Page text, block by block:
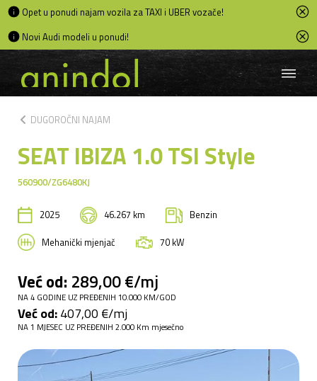
Opet u ponudi najam vozila za TAXI i UBER vozače!
Novi Audi modeli u ponudi!
chevron_left DUGOROČNI NAJAM
SEAT IBIZA 1.0 TSI Style
560900/ZG6480KJ
2025 46.267 km
Benzin
Mehanički mjenjač
70 kW
Već od: 289,00 €/mj
NA 4 GODINE UZ PREĐENIH 10.000 KM/GOD
Već od:407,00 €/mj
NA 1 MJESEC UZ PREĐENIH 2.000 Km mjesečno